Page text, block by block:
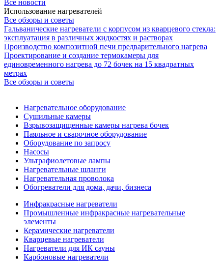
Все новости
Использование нагревателей
Все обзоры и советы
Гальванические нагреватели с корпусом из кварцевого стекла:
эксплуатация в различных жидкостях и растворах
Производство композитной печи предварительного нагрева
Проектирование и создание термокамеры для
единовременного нагрева до 72 бочек на 15 квадратных
метрах
Все обзоры и советы
Нагревательное оборудование
Сушильные камеры
Взрывозащищенные камеры нагрева бочек
Паяльное и сварочное оборудование
Оборудование по запросу
Насосы
Ультрафиолетовые лампы
Нагревательные шланги
Нагревательная проволока
Обогреватели для дома, дачи, бизнеса
Инфракрасные нагреватели
Промышленные инфракрасные нагревательные
элементы
Керамические нагреватели
Кварцевые нагреватели
Нагреватели для ИК сауны
Карбоновые нагреватели